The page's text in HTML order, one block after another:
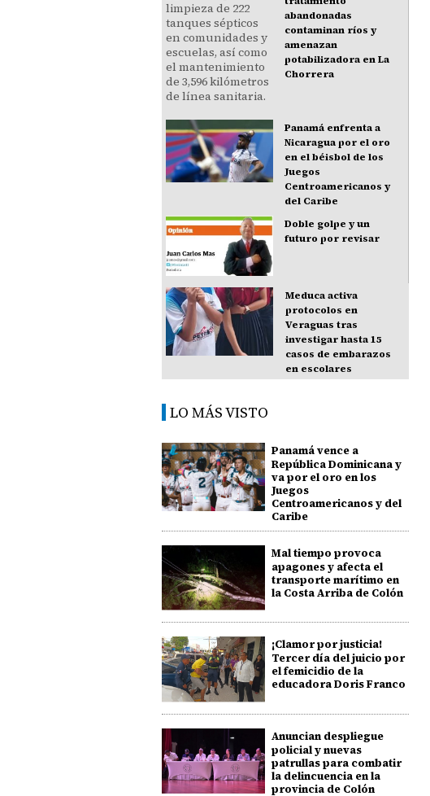
abandonadas
contaminan ríos y
amenazan
potabilizadora en La
Chorrera
Panamá enfrenta a
Nicaragua por el oro
en el béisbol de los
Juegos
Centroamericanos y
del Caribe
Doble golpe y un
futuro por revisar
Meduca activa
protocolos en
Veraguas tras
investigar hasta 15
casos de embarazos
en escolares
LO MÁS VISTO
Panamá vence a
República Dominicana y
va por el oro en los
Juegos
Centroamericanos y del
Caribe
Mal tiempo provoca
apagones y afecta el
transporte marítimo en
la Costa Arriba de Colón
¡Clamor por justicia!
Tercer día del juicio por
el femicidio de la
educadora Doris Franco
Anuncian despliegue
policial y nuevas
patrullas para combatir
la delincuencia en la
provincia de Colón